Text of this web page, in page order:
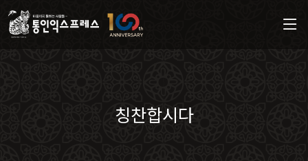
칭찬합시다